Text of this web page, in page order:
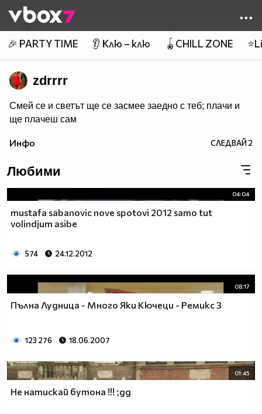
👾
🎉 PARTY TIME 👂 Клю – клю 🪀CHILL ZONE
zdrrrr
Смей се и светът ще се засмее заедно с теб; плачи и
ще плачеш сам
Инфо СЛЕДВАЙ2
Любими
04:04
mustafa sabanovic nove spotovi 2012 samo tut
volindjum asibe
574 24.12.2012
08:17
Пълна Лудница - Много Яки Кючеци - Ремикс 3
123 276 18.06.2007
01:45
Не натискай бутона !!! ;дд